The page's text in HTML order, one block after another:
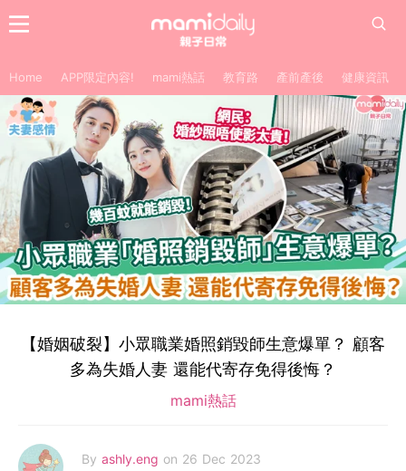
Home APP限定內容! mami熱話 教育路 產前產後 健康資訊
【婚姻破裂】小眾職業婚照銷毀師生意爆單？ 顧客
多為失婚人妻 還能代寄存免得後悔？
mami熱話
By ashly.eng on 26 Dec 2023